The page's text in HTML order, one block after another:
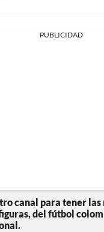
PUBLICIDAD
canal para tener
del fútbol